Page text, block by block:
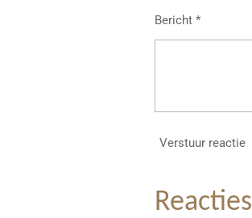
Bericht *
Verstuur reactie
Reacties